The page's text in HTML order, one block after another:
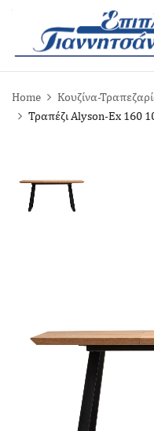
Home Κουζίνα-
Τραπέζι Alyson-Ex 160